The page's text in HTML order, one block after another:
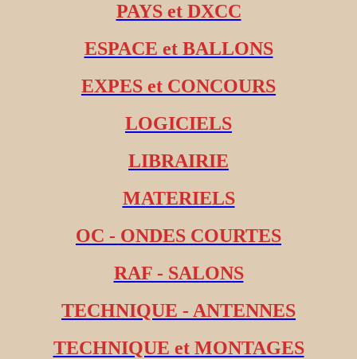
PAYS et DXCC
ESPACE et BALLONS
EXPES et CONCOURS
LOGICIELS
LIBRAIRIE
MATERIELS
OC - ONDES COURTES
RAF - SALONS
TECHNIQUE - ANTENNES
TECHNIQUE et MONTAGES